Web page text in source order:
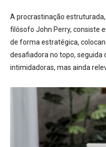
A procrastinação
filósofo John Perry, consiste
de forma estratégica,
desafiadora no topo, seguida
intimidadoras, mas ainda